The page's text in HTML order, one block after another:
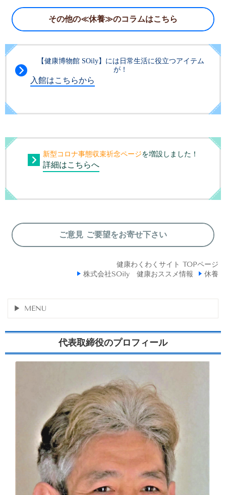
その他の≪休養≫のコラムはこちら
【健康博物館 SOily】には日常生活に役立つアイテム
が！
入館はこちらから
新型コロナ事態収束祈念ページを増設しました！
詳細はこちらへ
ご意見 ご要望をお寄せ下さい
健康わくわくサイト TOPページ
株式会社SOily 健康おススメ情報
休養
MENU
代表取締役のプロフィール